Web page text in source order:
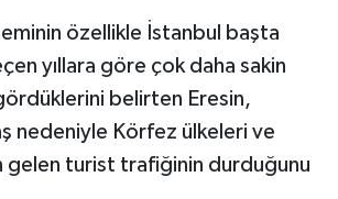
özellikle İstanbul başta
yıllara göre çok daha sakin
belirten Eresin,
nedeniyle Körfez ülkeleri ve
turist trafiğinin durduğunu